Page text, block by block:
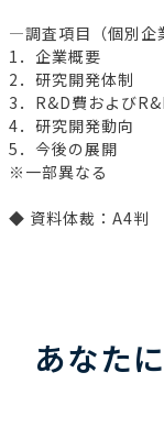
―調査項目（個別
1．企業概要
2．研究開発体制
3．R&D費および
4．研究開発動向
5．今後の展開
※一部異なる
◆ 資料体裁：A4判
あなた